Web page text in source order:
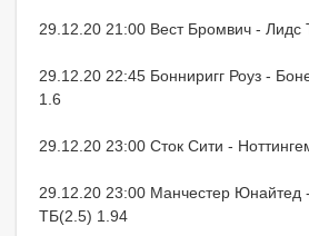
29.12.20 21:00 Вест Бромвич - Лидс
29.12.20 22:45 Бонниригг Роуз -
1.6
29.12.20 23:00 Сток Сити -
29.12.20 23:00 Манчестер Юнайтед
ТБ(2.5) 1.94